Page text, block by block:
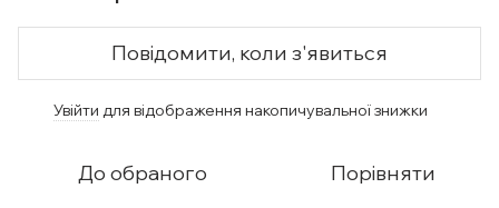
Повідомити, коли з'явиться
Увійти для відображення накопичувальної знижки
До обраного Порівняти